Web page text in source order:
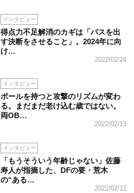
インタビュー
得点力不足解消のカギは「パスを出
す決断をさせること」。2024年に向
け…
2022/02/24
インタビュー
ボールを持つと攻撃のリズムが変わ
る。まだまだ老け込む歳ではない。
両OB…
2022/02/13
インタビュー
「もうそういう年齢じゃない」佐藤
寿人が指摘した、DFの要・荒木
の“ある…
2022/02/12